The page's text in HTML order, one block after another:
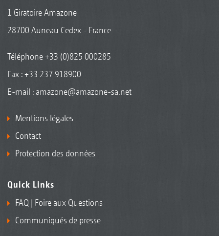
1 Giratoire Amazone
28700 Auneau Cedex - France
Téléphone+33 (0)825 000285
Fax : +33 237 918900
E-mail : amazone@amazone-sa.net
Mentions légales
Contact
Protection des données
Quick Links
FAQ | Foire aux Questions
Communiqués de presse